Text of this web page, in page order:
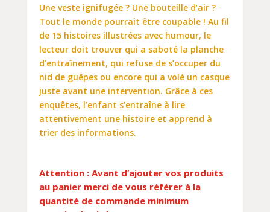
Une veste ignifugée ? Une bouteille d’air ?
Tout le monde pourrait être coupable ! Au fil
de 15 histoires illustrées avec humour, le
lecteur doit trouver qui a saboté la planche
d’entraînement, qui refuse de s’occuper du
nid de guêpes ou encore qui a volé un casque
juste avant une intervention. Grâce à ces
enquêtes, l’enfant s’entraîne à lire
attentivement une histoire et apprend à
trier des informations.
Attention : Avant d’ajouter vos produits
au panier merci de vous référer à la
quantité de commande minimum